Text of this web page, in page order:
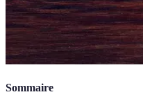
Sommaire